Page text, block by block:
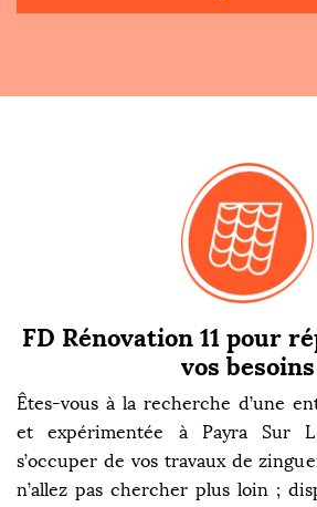
FD Rénovation 11 pour
vos besoins
Êtes-vous à la recherche d’une
et expérimentée à Payra Sur
s’occuper de vos travaux de
n’allez pas chercher plus loin ;